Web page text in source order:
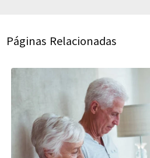
Páginas Relacionadas